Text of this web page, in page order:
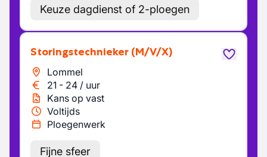
Keuze dagdienst of 2-ploegen
Storingstechnieker (M/V/X)
Lommel
21 - 24 / uur
Kans op vast
Voltijds
Ploegenwerk
Fijne sfeer